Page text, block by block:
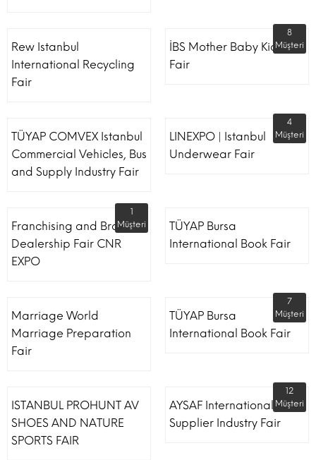
Rew Istanbul
International Recycling
Fair
İBS Mother Baby Kids
Fair
8
Müşteri
TÜYAP COMVEX Istanbul
Commercial Vehicles, Bus
and Supply Industry Fair
LINEXPO | Istanbul
Underwear Fair
4
Müşteri
Franchising and Brand
Dealership Fair CNR
EXPO
1
Müşteri
TÜYAP Bursa
International Book Fair
Marriage World
Marriage Preparation
Fair
TÜYAP Bursa
International Book Fair
7
Müşteri
ISTANBUL PROHUNT AV
SHOES AND NATURE
SPORTS FAIR
AYSAF International Shoe
Supplier Industry Fair
12
Müşteri